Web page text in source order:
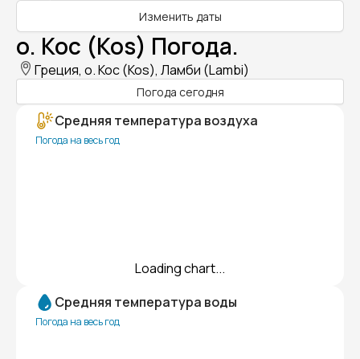
Изменить даты
о. Кос (Kos) Погода.
Греция, о. Кос (Kos), Ламби (Lambi)
Погода сегодня
Средняя температура воздуха
Погода на весь год
Loading chart...
Средняя температура воды
Погода на весь год